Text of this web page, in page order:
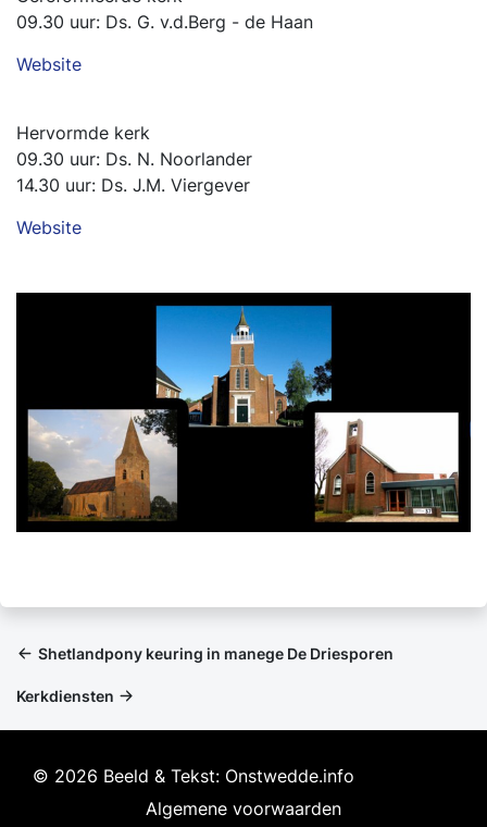
09.30 uur: Ds. G. v.d.Berg - de Haan
Website
Hervormde kerk
09.30 uur: Ds. N. Noorlander
14.30 uur: Ds. J.M. Viergever
Website
Shetlandpony keuring in manege De Driesporen
Kerkdiensten
© 2026 Beeld & Tekst: Onstwedde.info
Algemene voorwaarden